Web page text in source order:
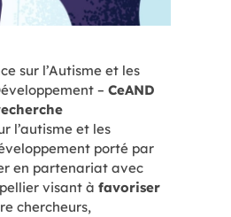
sur l’Autisme et les
– CeAND
l’autisme et les
porté par
en partenariat avec
visant à favoriser
chercheurs,